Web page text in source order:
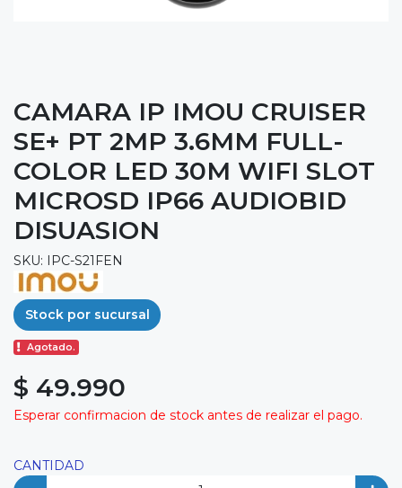
CAMARA IP IMOU CRUISER
SE+ PT 2MP 3.6MM FULL-
COLOR LED 30M WIFI SLOT
MICROSD IP66 AUDIOBID
DISUASION
SKU: IPC-S21FEN
Stock por sucursal
Agotado.
$ 49.990
Esperar confirmacion de stock antes de realizar el pago.
CANTIDAD